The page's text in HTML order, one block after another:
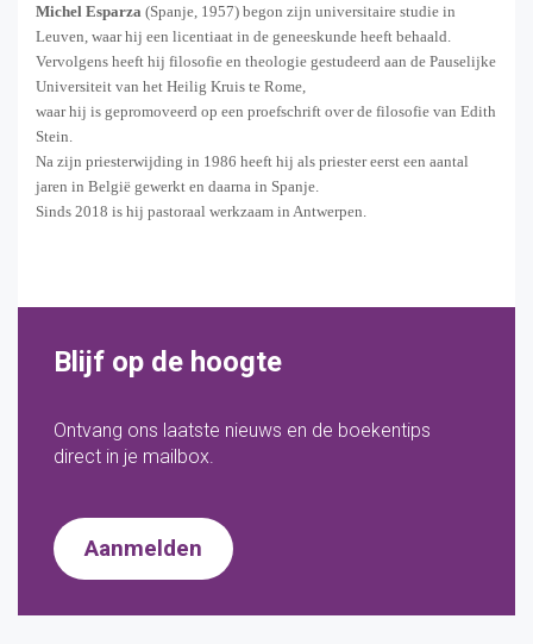
Michel Esparza (Spanje, 1957) begon zijn universitaire studie in
Leuven, waar hij een licentiaat in de geneeskunde heeft behaald.
Vervolgens heeft hij filosofie en theologie gestudeerd aan de Pauselijke
Universiteit van het Heilig Kruis te Rome,
waar hij is gepromoveerd op een proefschrift over de filosofie van Edith
Stein.
Na zijn priesterwijding in 1986 heeft hij als priester eerst een aantal
jaren in België gewerkt en daarna in Spanje.
Sinds 2018 is hij pastoraal werkzaam in Antwerpen.
Blijf op de hoogte
Ontvang ons laatste nieuws en de boekentips
direct in je mailbox.
Aanmelden